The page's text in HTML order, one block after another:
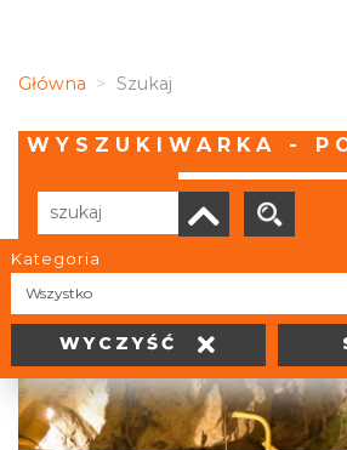
Główna Szukaj
WYSZUKIWARKA -
Kategoria
WYCZYŚĆ
Liczba elementów: